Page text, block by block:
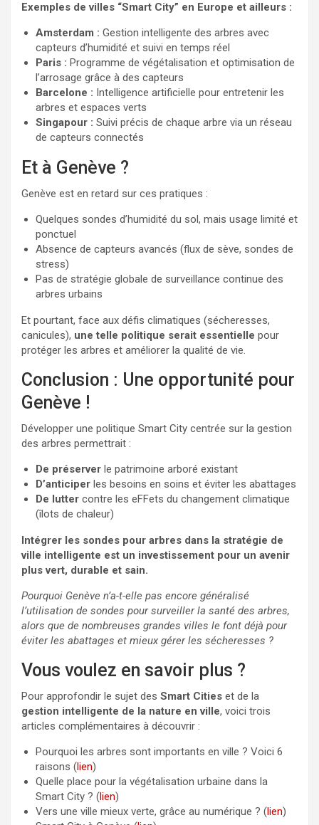
Exemples de villes “Smart City” en Europe et ailleurs :
Amsterdam : Gestion intelligente des arbres avec
capteurs d’humidité et suivi en temps réel
Paris : Programme de végétalisation et optimisation de
l’arrosage grâce à des capteurs
Barcelone : Intelligence artificielle pour entretenir les
arbres et espaces verts
Singapour : Suivi précis de chaque arbre via un réseau
de capteurs connectés
Et à Genève ?
Genève est en retard sur ces pratiques :
Quelques sondes d’humidité du sol, mais usage limité et
ponctuel
Absence de capteurs avancés (flux de sève, sondes de
stress)
Pas de stratégie globale de surveillance continue des
arbres urbains
Et pourtant, face aux défis climatiques (sécheresses,
canicules), une telle politique serait essentielle pour
protéger les arbres et améliorer la qualité de vie.
Conclusion : Une opportunité pour
Genève !
Développer une politique Smart City centrée sur la gestion
des arbres permettrait :
De préserver le patrimoine arboré existant
D’anticiper les besoins en soins et éviter les abattages
De lutter contre les eFFets du changement climatique
(îlots de chaleur)
Intégrer les sondes pour arbres dans la stratégie de
ville intelligente est un investissement pour un avenir
plus vert, durable et sain.
Pourquoi Genève n’a-t-elle pas encore généralisé
l’utilisation de sondes pour surveiller la santé des arbres,
alors que de nombreuses grandes villes le font déjà pour
éviter les abattages et mieux gérer les sécheresses ?
Vous voulez en savoir plus ?
Pour approfondir le sujet des Smart Cities et de la
gestion intelligente de la nature en ville, voici trois
articles complémentaires à découvrir :
Pourquoi les arbres sont importants en ville ? Voici 6
raisons (lien)
Quelle place pour la végétalisation urbaine dans la
Smart City ? (lien)
Vers une ville mieux verte, grâce au numérique ? (lien)